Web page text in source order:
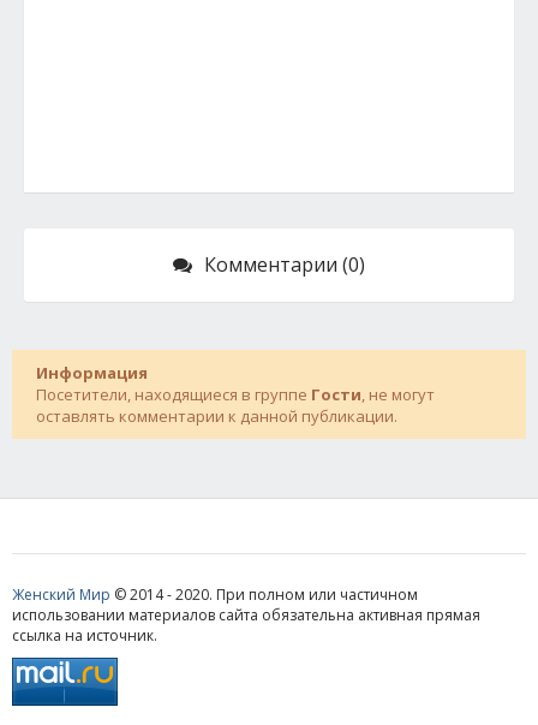
Комментарии (0)
Информация
Посетители, находящиеся в группе Гости, не могут
оставлять комментарии к данной публикации.
Женский Мир © 2014 - 2020. При полном или частичном
использовании материалов сайта обязательна активная прямая
ссылка на источник.